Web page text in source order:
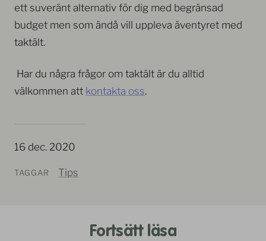
16 dec. 2020
TAGGAR Tips
ett suveränt alternativ för dig med begränsad
budget men som ändå vill uppleva äventyret med
taktält.
Har du några frågor om taktält är du alltid
välkommen att kontakta oss.
Fortsätt läsa